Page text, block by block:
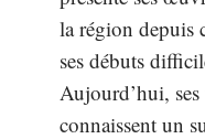
la région depuis
ses débuts
Aujourd’hui,
connaissent un